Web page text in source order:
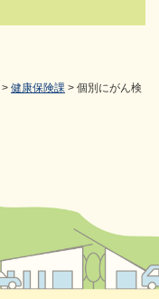
> 健康保険課 > 個別にがん検